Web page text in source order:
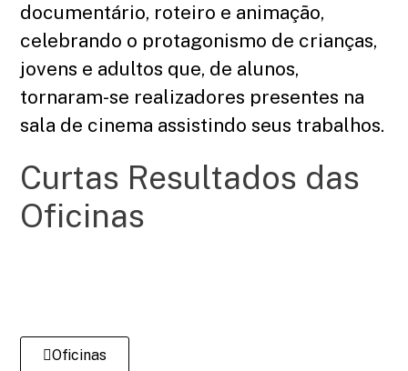
documentário, roteiro e animação,
celebrando o protagonismo de crianças,
jovens e adultos que, de alunos,
tornaram-se realizadores presentes na
sala de cinema assistindo seus trabalhos.
Curtas Resultados das
Oficinas
Oficinas